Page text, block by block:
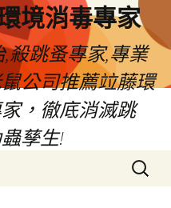
境消毒專家
殺跳蚤專家,專業
公司推薦竝藤環
，徹底消滅跳
孳生!
搜
尋